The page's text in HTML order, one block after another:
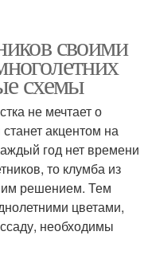
своими
схемы
не мечтает о
акцентом на
год нет времени
то клумба из
решением. Тем
цветами,
необходимы